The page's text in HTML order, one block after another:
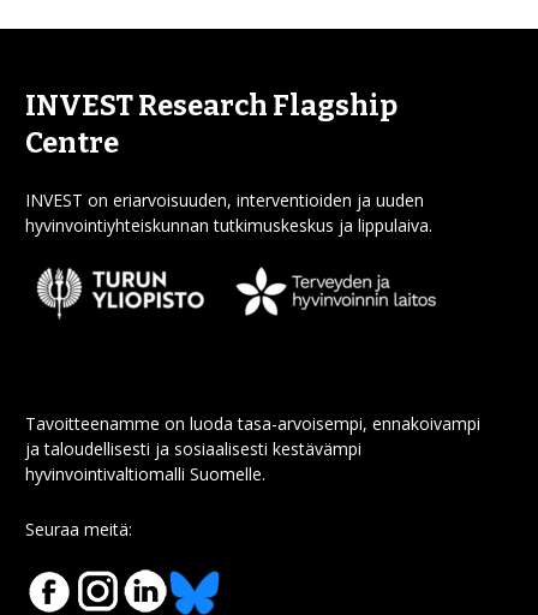
INVEST Research Flagship
Centre
INVEST on eriarvoisuuden, interventioiden ja uuden
hyvinvointiyhteiskunnan tutkimuskeskus ja lippulaiva.
Tavoitteenamme on luoda tasa-arvoisempi, ennakoivampi
ja taloudellisesti ja sosiaalisesti kestävämpi
hyvinvointivaltiomalli Suomelle.
Seuraa meitä: